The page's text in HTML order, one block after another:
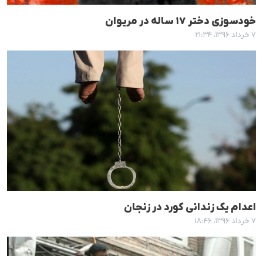
خودسوزی دختر ١٧ سالە در مریوان
۷ خرداد ۱۳۹۶، ۲۱:۳۴
اعدام یک زندانی کورد در زنجان
۷ خرداد ۱۳۹۶، ۱۸:۴۶